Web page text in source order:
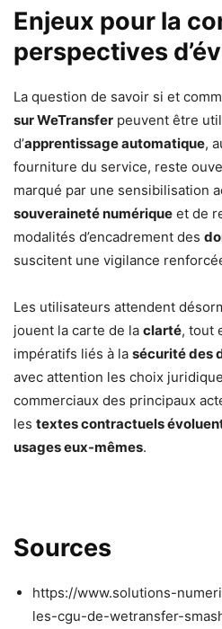
Enjeux pour la
perspectives
La question de savoir si et
sur WeTransfer peuvent être
d’apprentissage automatique,
fourniture du service, reste
marqué par une sensibilisation
souveraineté numérique et de
modalités d’encadrement des
suscitent une vigilance
Les utilisateurs attendent
jouent la carte de la clarté, tout
impératifs liés à la sécurité des
avec attention les choix
commerciaux des principaux
les textes contractuels
usages eux-mêmes.
Sources
https://www.solutions-
les-cgu-de-wetransfer-